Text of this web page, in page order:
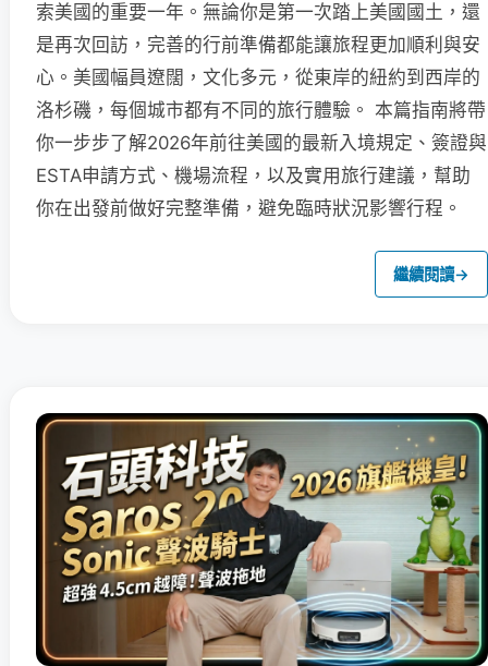
索美國的重要一年。無論你是第一次踏上美國國土，還
是再次回訪，完善的行前準備都能讓旅程更加順利與安
心。美國幅員遼闊，文化多元，從東岸的紐約到西岸的
洛杉磯，每個城市都有不同的旅行體驗。 本篇指南將帶
你一步步了解2026年前往美國的最新入境規定、簽證與
ESTA申請方式、機場流程，以及實用旅行建議，幫助
你在出發前做好完整準備，避免臨時狀況影響行程。
繼續閱讀→